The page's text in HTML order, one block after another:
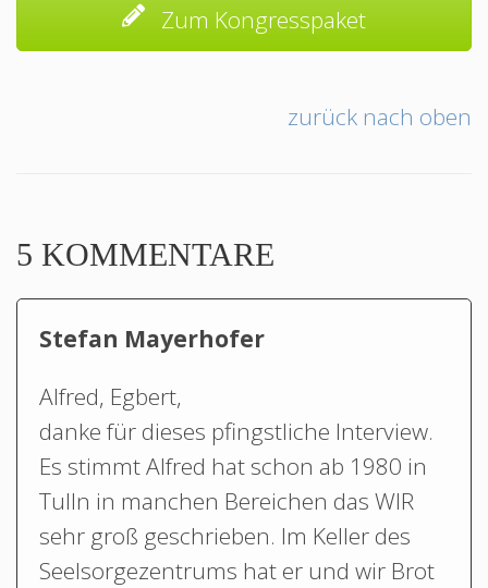
Zum Kongresspaket
zurück nach oben
5 KOMMENTARE
Stefan Mayerhofer
Alfred, Egbert,
danke für dieses pfingstliche Interview.
Es stimmt Alfred hat schon ab 1980 in
Tulln in manchen Bereichen das WIR
sehr groß geschrieben. Im Keller des
Seelsorgezentrums hat er und wir Brot